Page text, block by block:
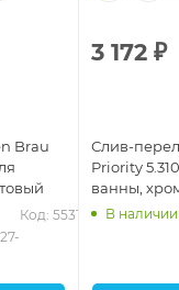
Brau
Код: 55317
3 172 ₽
Слив-
Priority
ванны,
В наличии